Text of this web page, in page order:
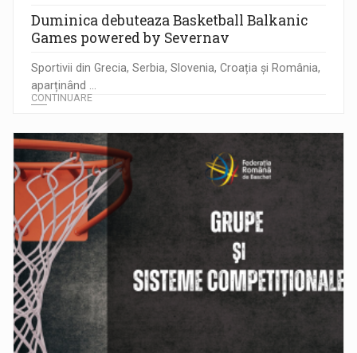
Duminica debuteaza Basketball Balkanic
Games powered by Severnav
Sportivii din Grecia, Serbia, Slovenia, Croația și România,
aparținând ...
CONTINUARE